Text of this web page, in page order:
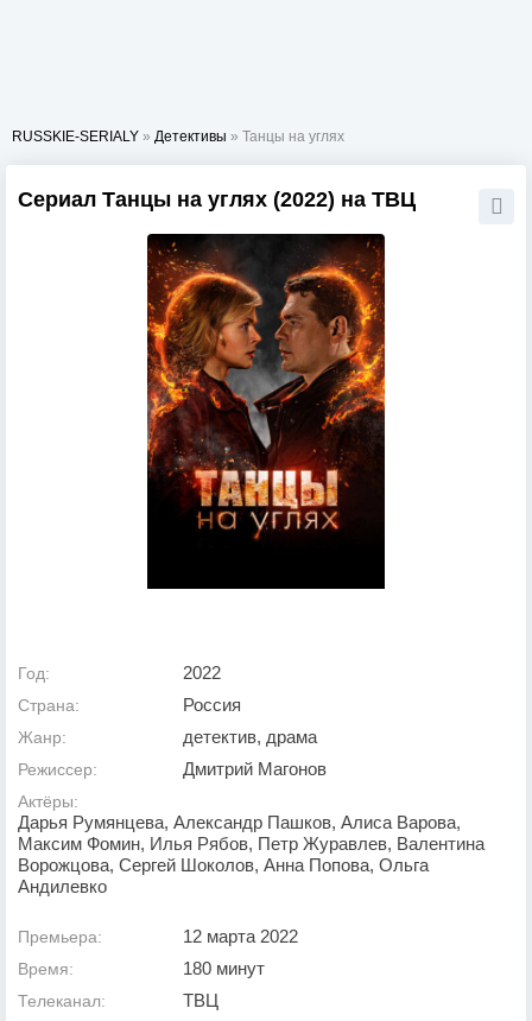
RUSSKIE-SERIALY » Детективы » Танцы на углях
Сериал Танцы на углях (2022) на ТВЦ
Год: 2022
Страна: Россия
Жанр: детектив, драма
Режиссер: Дмитрий Магонов
Актёры:
Дарья Румянцева, Александр Пашков, Алиса Варова,
Максим Фомин, Илья Рябов, Петр Журавлев, Валентина
Ворожцова, Сергей Шоколов, Анна Попова, Ольга
Андилевко
Премьера: 12 марта 2022
Время: 180 минут
Телеканал: ТВЦ